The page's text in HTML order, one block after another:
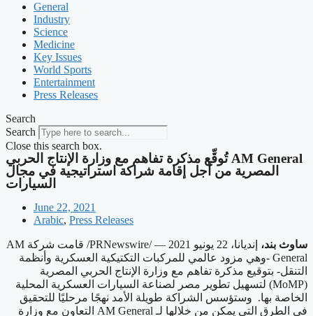
General
Industry
Science
Medicine
Key Issues
World Sports
Entertainment
Press Releases
Search
Search
Close this search box.
‫AM General تُوقِّع مذكرة تفاهم مع وزارة الإنتاج الحربي
المصرية من أجل إقامة شراكة استراتيجية في مجال
السيارات
June 22, 2021
Arabic, Press Releases
ساوث بند، إنديانا، 22 يونيو 2021 — / PRNewswire/ قامت شركة AM
General -وهي مزود عالمي للمركبات التكتيكية العسكرية وأنظمة
التنقل- بتوقيع مذكرة تفاهم مع وزارة الإنتاج الحربي المصرية
(
MoMP) لتسهيل تطوير مصر لصناعة السيارات العسكرية المحلية
الخاصة بها. وستؤسس الشراكة طويلة الأمد نهجًا مرحليًا للتحقيق
في الطرق التي يمكن من خلالها لـ AM General التعاون مع وزارة